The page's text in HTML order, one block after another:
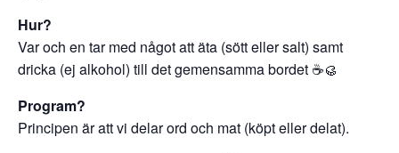
Hur?
Var och en tar med något att äta (sött eller salt) samt
dricka (ej alkohol) till det gemensamma bordet ☕️🥮
Program?
Principen är att vi delar ord och mat (köpt eller delat).